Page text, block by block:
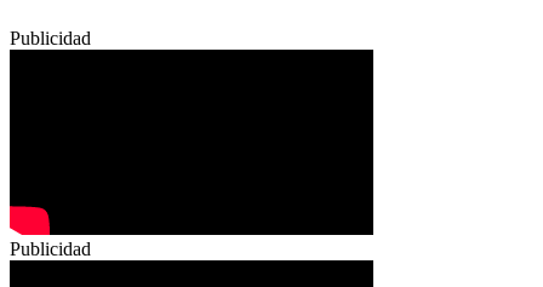
Publicidad
Publicidad